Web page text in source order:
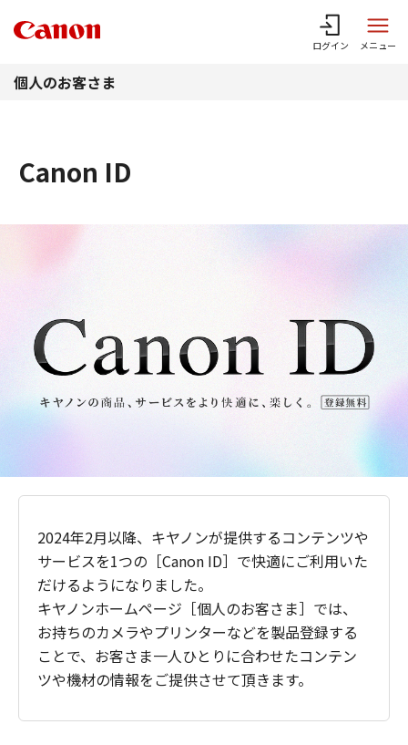
ログイン メニュー
個人のお客さま
Canon ID
2024年2月以降、キヤノンが提供するコンテンツや
サービスを1つの［Canon ID］で快適にご利用いた
だけるようになりました。
キヤノンホームページ［個人のお客さま］では、
お持ちのカメラやプリンターなどを製品登録する
ことで、お客さま一人ひとりに合わせたコンテン
ツや機材の情報をご提供させて頂きます。